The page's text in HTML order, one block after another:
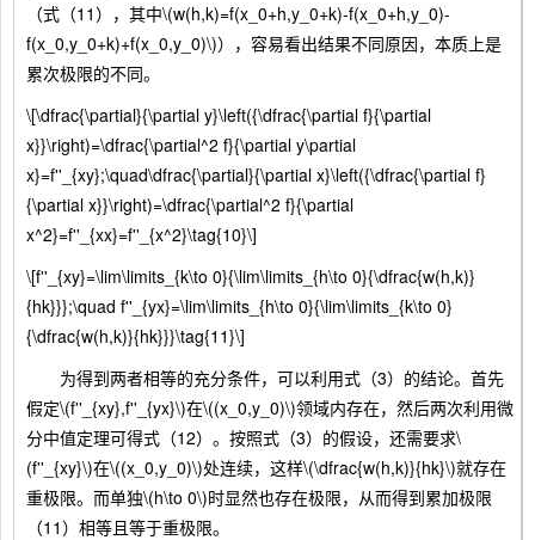
（式（11），其中\(w(h,k)=f(x_0+h,y_0+k)-f(x_0+h,y_0)-
f(x_0,y_0+k)+f(x_0,y_0)\)），容易看出结果不同原因，本质上是
累次极限的不同。
\[\dfrac{\partial}{\partial y}\left({\dfrac{\partial f}{\partial
x}}\right)=\dfrac{\partial^2 f}{\partial y\partial
x}=f''_{xy};\quad\dfrac{\partial}{\partial x}\left({\dfrac{\partial f}
{\partial x}}\right)=\dfrac{\partial^2 f}{\partial
x^2}=f''_{xx}=f''_{x^2}\tag{10}\]
\[f''_{xy}=\lim\limits_{k\to 0}{\lim\limits_{h\to 0}{\dfrac{w(h,k)}
{hk}}};\quad f''_{yx}=\lim\limits_{h\to 0}{\lim\limits_{k\to 0}
{\dfrac{w(h,k)}{hk}}}\tag{11}\]
为得到两者相等的充分条件，可以利用式（3）的结论。首先
假定\(f''_{xy},f''_{yx}\)在\((x_0,y_0)\)领域内存在，然后两次利用微
分中值定理可得式（12）。按照式（3）的假设，还需要求\
(f''_{xy}\)在\((x_0,y_0)\)处连续，这样\(\dfrac{w(h,k)}{hk}\)就存在
重极限。而单独\(h\to 0\)时显然也存在极限，从而得到累加极限
（11）相等且等于重极限。